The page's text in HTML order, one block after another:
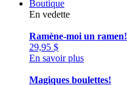
Boutique
En vedette
Ramène-moi un ramen!
29,95 $
En savoir plus
Magiques boulettes!